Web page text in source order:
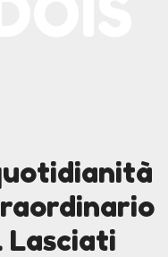
Lasciati